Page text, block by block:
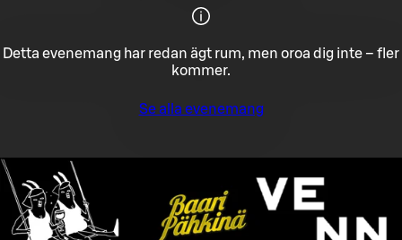
Detta evenemang har redan ägt rum, men oroa dig inte – fler
kommer.
Se alla evenemang